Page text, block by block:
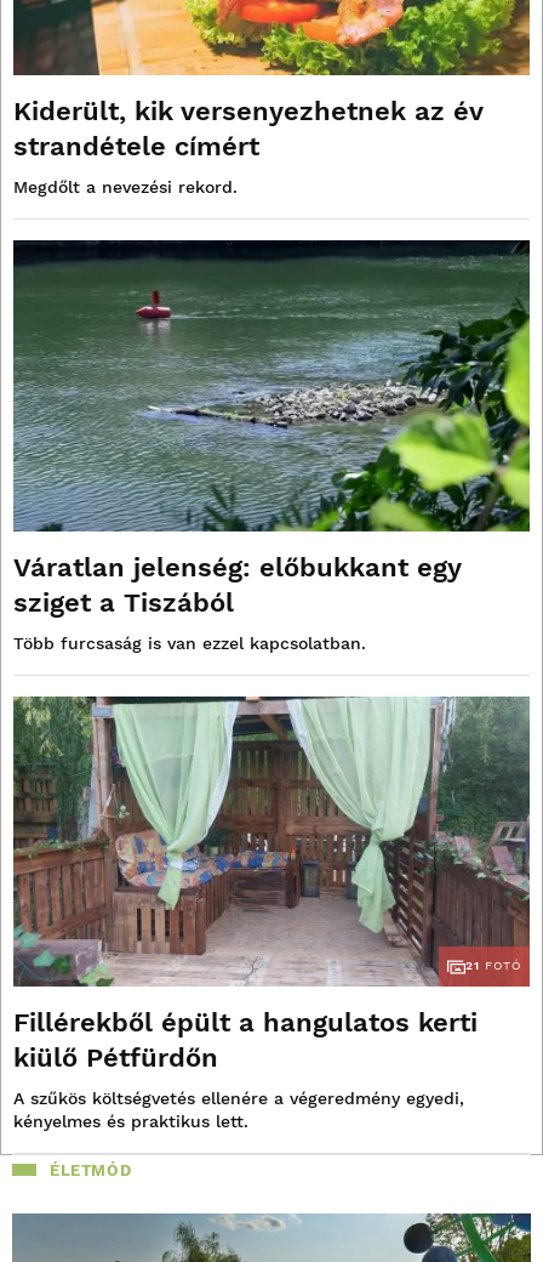
Kiderült, kik versenyezhetnek az év
strandétele címért
Megdőlt a nevezési rekord.
Váratlan jelenség: előbukkant egy
sziget a Tiszából
Több furcsaság is van ezzel kapcsolatban.
21 FOTÓ
Fillérekből épült a hangulatos kerti
kiülő Pétfürdőn
A szűkös költségvetés ellenére a végeredmény egyedi,
kényelmes és praktikus lett.
ÉLETMÓD